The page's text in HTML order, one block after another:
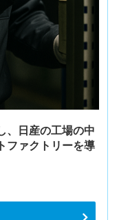
、日産の工場の中
ファクトリーを導